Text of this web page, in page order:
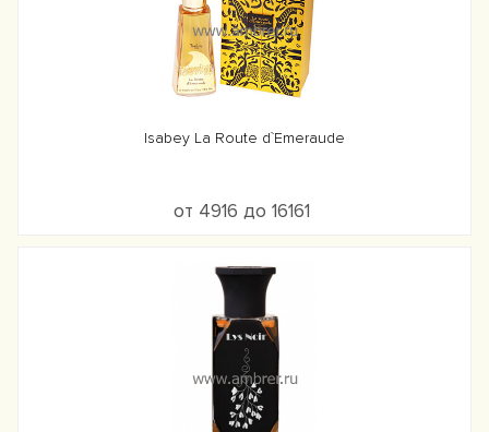
Isabey La Route d`Emeraude
от 4916 до 16161